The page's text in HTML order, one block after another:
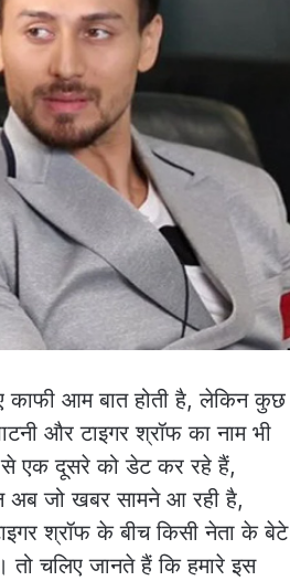
काफी आम बात होती है, लेकिन कुछ
और टाइगर श्रॉफ का नाम भी
से एक दूसरे को डेट कर रहे हैं,
अब जो खबर सामने आ रही है,
श्रॉफ के बीच किसी नेता के बेटे
चलिए जानते हैं कि हमारे इस